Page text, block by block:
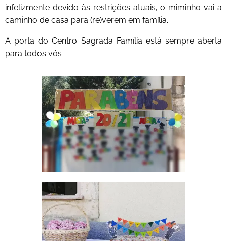
infelizmente devido às restrições atuais, o miminho vai a
caminho de casa para (re)verem em família.
A porta do Centro Sagrada Família está sempre aberta
para todos vós